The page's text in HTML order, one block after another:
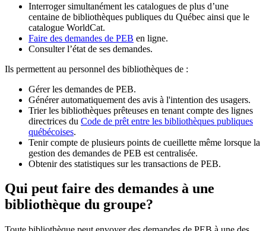
Interroger simultanément les catalogues de plus d’une
centaine de bibliothèques publiques du Québec ainsi que le
catalogue WorldCat.
Faire des demandes de PEB en ligne.
Consulter l’état de ses demandes.
Ils permettent au personnel des bibliothèques de :
Gérer les demandes de PEB.
Générer automatiquement des avis à l'intention des usagers.
Trier les bibliothèques prêteuses en tenant compte des lignes
directrices du Code de prêt entre les bibliothèques publiques
québécoises.
Tenir compte de plusieurs points de cueillette même lorsque la
gestion des demandes de PEB est centralisée.
Obtenir des statistiques sur les transactions de PEB.
Qui peut faire des demandes à une
bibliothèque du groupe?